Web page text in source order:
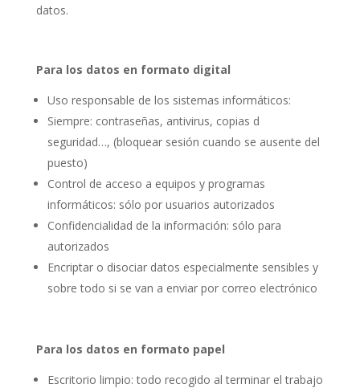
datos.
Para los datos en formato digital
Uso responsable de los sistemas informáticos:
Siempre: contraseñas, antivirus, copias d
seguridad…, (bloquear sesión cuando se ausente del
puesto)
Control de acceso a equipos y programas
informáticos: sólo por usuarios autorizados
Confidencialidad de la información: sólo para
autorizados
Encriptar o disociar datos especialmente sensibles y
sobre todo si se van a enviar por correo electrónico
Para los datos en formato papel
Escritorio limpio: todo recogido al terminar el trabajo